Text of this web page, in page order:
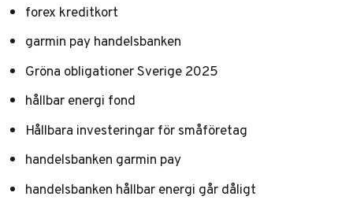
forex kreditkort
garmin pay handelsbanken
Gröna obligationer Sverige 2025
hållbar energi fond
Hållbara investeringar för småföretag
handelsbanken garmin pay
handelsbanken hållbar energi går dåligt